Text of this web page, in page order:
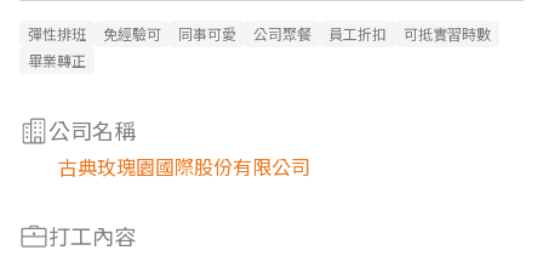
彈性排班 免經驗可 同事可愛 公司聚餐 員工折扣
可抵實習時數
畢業轉正
公司名稱
古典玫瑰園國際股份有限公司
打工內容